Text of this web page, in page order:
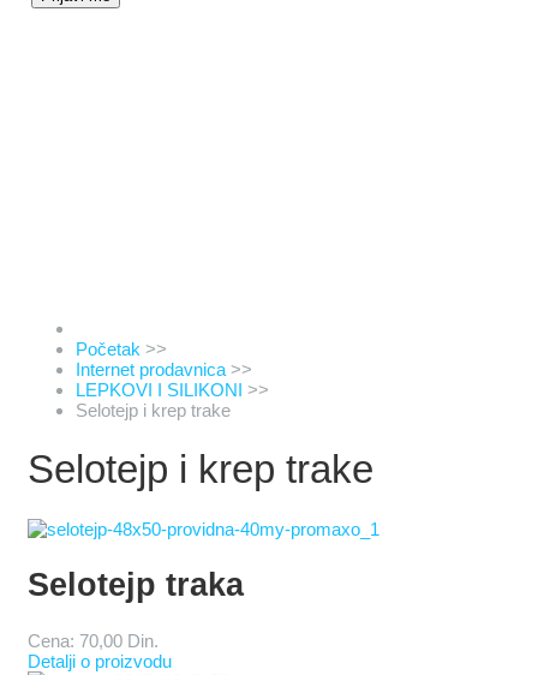
Početak >>
Internet prodavnica >>
LEPKOVI I SILIKONI >>
Selotejp i krep trake
Selotejp i krep trake
Selotejp traka
Cena: 70,00 Din.
Detalji o proizvodu